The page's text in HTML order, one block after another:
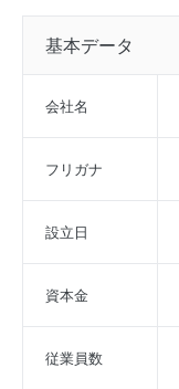
基本データ
会社名
フリガナ
設立日
資本金
従業員数